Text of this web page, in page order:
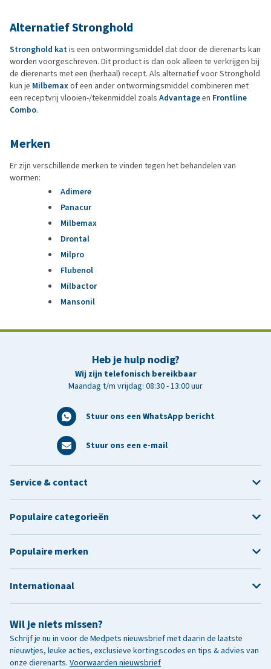
Alternatief Stronghold
Stronghold katis een ontwormingsmiddel dat door de dierenarts kan
worden voorgeschreven. Dit product is dan ook alleen te verkrijgen bij
de dierenarts met een (herhaal) recept. Als alternatief voor Stronghold
kun je Milbemaxof een ander ontwormingsmiddel combineren met
een receptvrij vlooien-/tekenmiddel zoals Advantageen Frontline
Combo.
Merken
Er zijn verschillende merken te vinden tegen het behandelen van
wormen:
Adimere
Panacur
Milbemax
Drontal
Milpro
Flubenol
Milbactor
Mansonil
Heb je hulp nodig?
Wij zijn telefonisch bereikbaar
Maandag t/m vrijdag: 08:30 - 13:00 uur
Stuur ons een WhatsApp bericht
Stuur ons een e-mail
Wil je niets missen?
Schrijf je nu in voor de Medpets nieuwsbrief met daarin de laatste
nieuwtjes, leuke acties, exclusieve kortingscodes en tips & advies van
onze dierenarts. Voorwaarden nieuwsbrief
Service & contact
Populaire categorieën
Populaire merken
Internationaal